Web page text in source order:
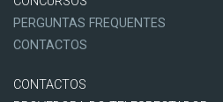
PERGUNTAS FREQUENTES
CONTACTOS
CONTACTOS